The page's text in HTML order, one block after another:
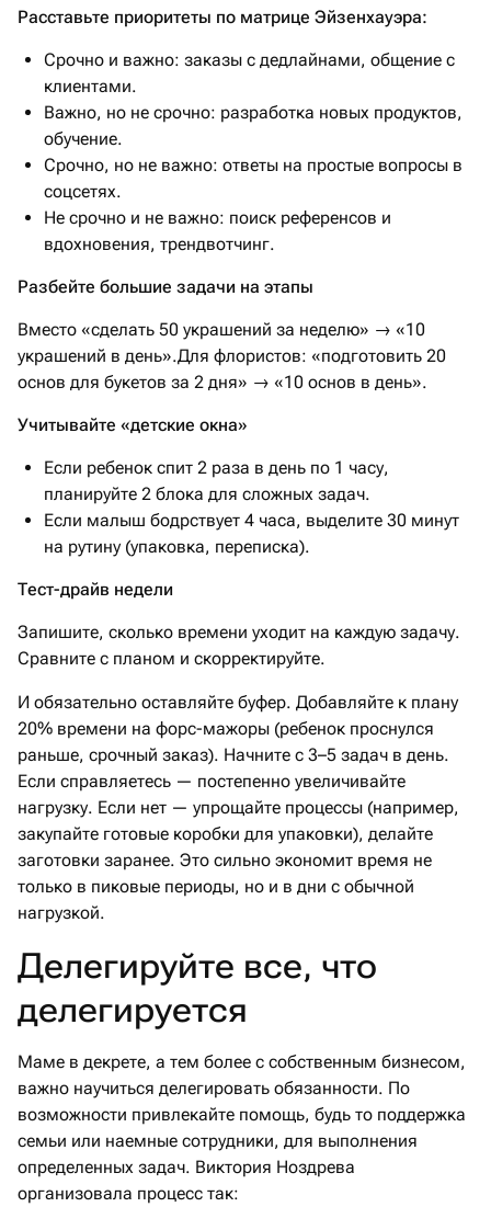
Расставьте приоритеты по матрице Эйзенхауэра:
Срочно и важно: заказы с дедлайнами, общение с
клиентами.
Важно, но не срочно: разработка новых продуктов,
обучение.
Срочно, но не важно: ответы на простые вопросы в
соцсетях.
Не срочно и не важно: поиск референсов и
вдохновения, трендвотчинг.
Разбейте большие задачи на этапы
Вместо «сделать 50 украшений за неделю» → «10
украшений в день».Для флористов: «подготовить 20
основ для букетов за 2 дня» → «10 основ в день».
Учитывайте «детские окна»
Если ребенок спит 2 раза в день по 1 часу,
планируйте 2 блока для сложных задач.
Если малыш бодрствует 4 часа, выделите 30 минут
на рутину (упаковка, переписка).
Тест-драйв недели
Запишите, сколько времени уходит на каждую задачу.
Сравните с планом и скорректируйте.
И обязательно оставляйте буфер. Добавляйте к плану
20% времени на форс-мажоры (ребенок проснулся
раньше, срочный заказ). Начните с 3–5 задач в день.
Если справляетесь — постепенно увеличивайте
нагрузку. Если нет — упрощайте процессы (например,
закупайте готовые коробки для упаковки), делайте
заготовки заранее. Это сильно экономит время не
только в пиковые периоды, но и в дни с обычной
нагрузкой.
Делегируйте все, что
делегируется
Маме в декрете, а тем более с собственным бизнесом,
важно научиться делегировать обязанности. По
возможности привлекайте помощь, будь то поддержка
семьи или наемные сотрудники, для выполнения
определенных задач. Виктория Ноздрева
организовала процесс так: